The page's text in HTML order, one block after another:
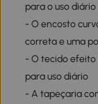
para o uso diário
- O encosto
correta e uma
- O tecido efeito
para uso diário
- A tapeçaria